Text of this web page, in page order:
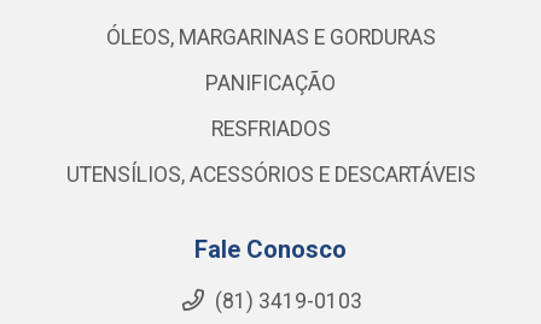
ÓLEOS, MARGARINAS E GORDURAS
PANIFICAÇÃO
RESFRIADOS
UTENSÍLIOS, ACESSÓRIOS E DESCARTÁVEIS
Fale Conosco
(81) 3419-0103